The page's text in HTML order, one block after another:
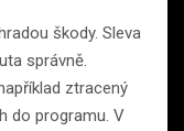
škody. Sleva
správně.
ztracený
do programu. V